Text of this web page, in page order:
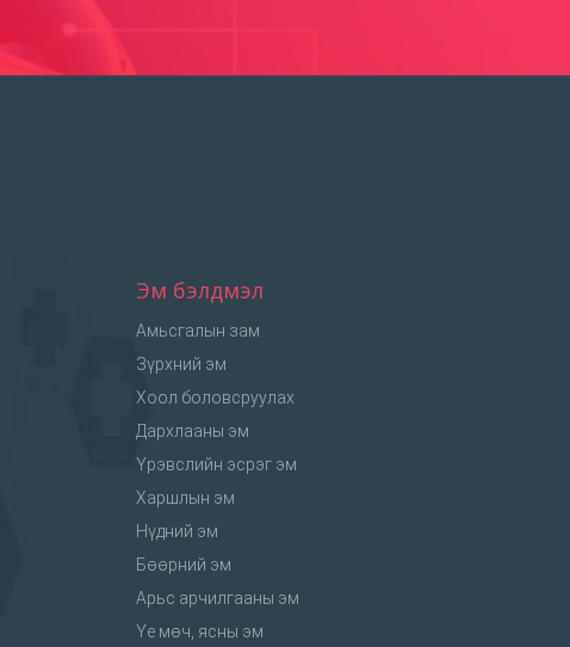
Эм бэлдмэл
Амьсгалын зам
Зүрхний эм
Хоол боловсруулах
Дархлааны эм
Үрэвслийн эсрэг эм
Харшлын эм
Нүдний эм
Бөөрний эм
Арьс арчилгааны эм
Үе мөч, ясны эм